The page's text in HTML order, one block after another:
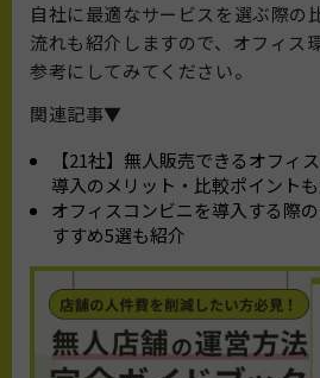
自社に最適なサービスを選ぶ際の
流れも紹介しますので、オフィス
参考にしてみてください。
関連記事▼
【21社】無人販売できるオフィ
導入のメリット・比較ポイント
オフィスコンビニを導入する際
すすめ5選も紹介